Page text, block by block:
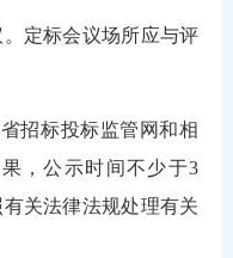
定标会议场所应与评
招标投标监管网和相
，公示时间不少于3
关法律法规处理有关